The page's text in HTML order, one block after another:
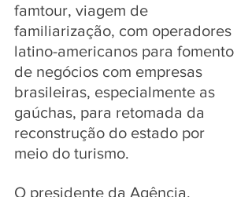
famtour, viagem de
familiarização, com operadores
latino-americanos para fomento
de negócios com empresas
brasileiras, especialmente as
gaúchas, para retomada da
reconstrução do estado por
meio do turismo.
O presidente da Agência,